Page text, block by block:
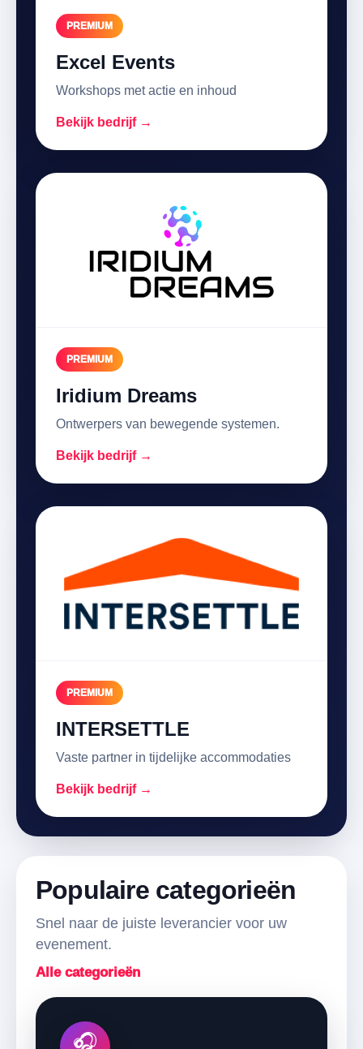
PREMIUM
Excel Events
Workshops met actie en inhoud
Bekijk bedrijf →
PREMIUM
Iridium Dreams
Ontwerpers van bewegende systemen.
Bekijk bedrijf →
PREMIUM
INTERSETTLE
Vaste partner in tijdelijke accommodaties
Bekijk bedrijf →
Populaire categorieën
Snel naar de juiste leverancier voor uw
evenement.
Alle categorieën
🎧